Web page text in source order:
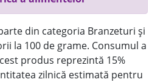
din categoria Branzeturi și
la 100 de grame. Consumul a
produs reprezintă 15%
zilnică estimată pentru